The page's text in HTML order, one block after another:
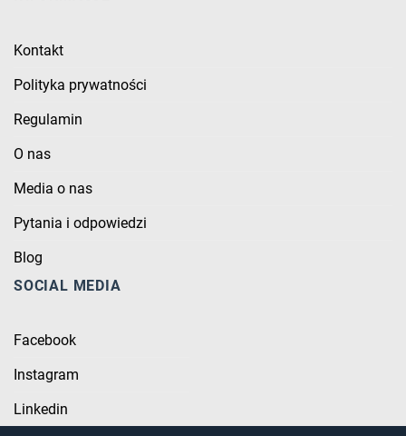
Kontakt
Polityka prywatności
Regulamin
O nas
Media o nas
Pytania i odpowiedzi
Blog
SOCIAL MEDIA
Facebook
Instagram
Linkedin